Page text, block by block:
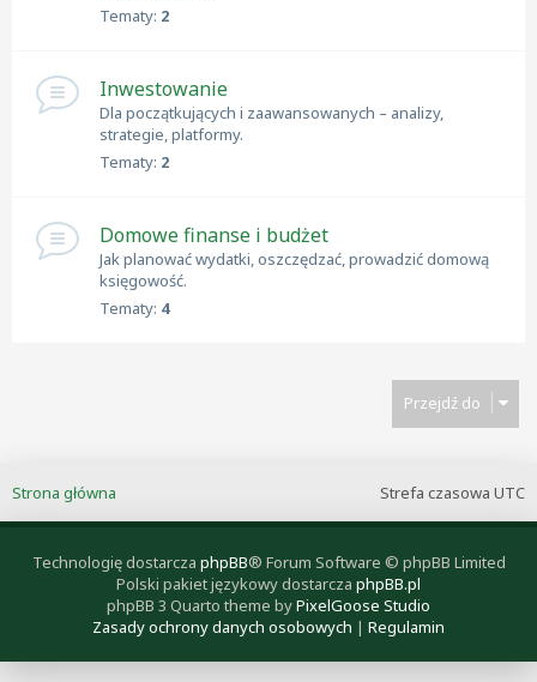
Tematy: 2
Inwestowanie
Dla początkujących i zaawansowanych – analizy,
strategie, platformy.
Tematy: 2
Domowe finanse i budżet
Jak planować wydatki, oszczędzać, prowadzić domową
księgowość.
Tematy: 4
Przejdź do
Strefa czasowa UTC
Strona główna
Technologię dostarcza phpBB® Forum Software © phpBB Limited
Polski pakiet językowy dostarcza phpBB.pl
phpBB 3 Quarto theme byPixelGoose Studio
Zasady ochrony danych osobowych | Regulamin